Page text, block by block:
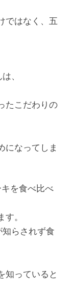
ではなく、五
、
たこだわりの
になってしま
を食べ比べ
。
らされず食
知っていると